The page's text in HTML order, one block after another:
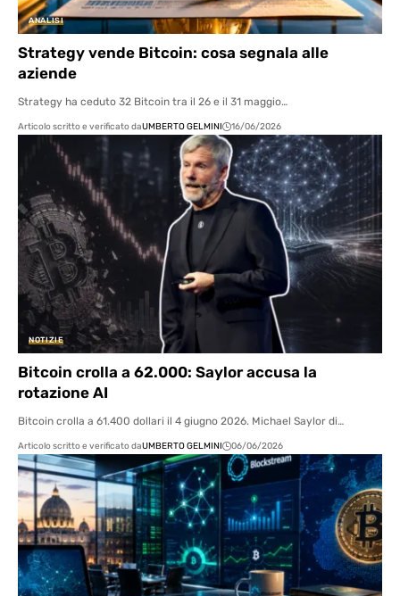
ANALISI
Strategy vende Bitcoin: cosa segnala alle
aziende
Strategy ha ceduto 32 Bitcoin tra il 26 e il 31 maggio…
Articolo scritto e verificato daUMBERTO GELMINI 16/06/2026
NOTIZIE
Bitcoin crolla a 62.000: Saylor accusa la
rotazione AI
Bitcoin crolla a 61.400 dollari il 4 giugno 2026. Michael Saylor di…
Articolo scritto e verificato daUMBERTO GELMINI 06/06/2026